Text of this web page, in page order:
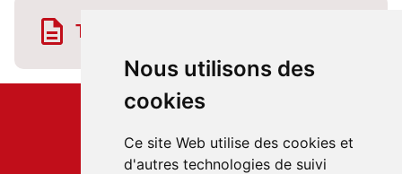
Nous utilisons des
cookies
Ce site Web utilise des cookies et
d'autres technologies de suivi
Télécharger la fiche horaire